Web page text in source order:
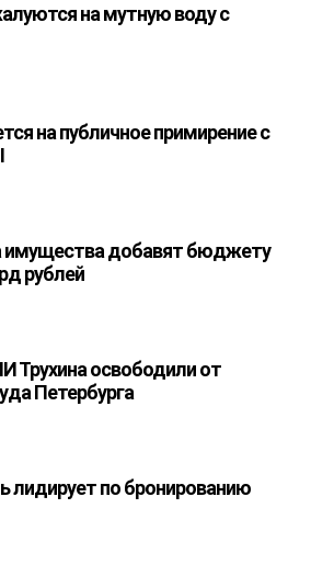
на мутную воду с
на публичное примирение с
имущества добавят бюджету
рублей
Трухина освободили от
Петербурга
лидирует по бронированию